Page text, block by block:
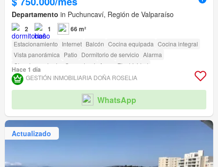
Departamento in Puchuncaví, Región de Valparaíso
2 1 66 m²
Estacionamiento Internet Balcón Cocina equipada Cocina integral
Vista panorámica Patio Dormitorio de servicio Alarma
Closet empotrado
Gas natural Agua
Electricidad
Completamente amoblado Terraza amenity_wi_fi
Piscina
Área para niños
Hace 1 día
GESTIÓN INMOBILIARIA DOÑA ROSELIA
WhatsApp
Actualizado